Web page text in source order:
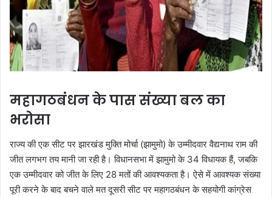
महागठबंधन के पास संख्या बल का
भरोसा
राज्य की एक सीट पर झारखंड मुक्ति मोर्चा (झामुमो) के उम्मीदवार वैद्यनाथ राम की
जीत लगभग तय मानी जा रही है। विधानसभा में झामुमो के 34 विधायक हैं, जबकि
एक उम्मीदवार को जीत के लिए 28 मतों की आवश्यकता है। ऐसे में आवश्यक संख्या
पूरी करने के बाद बचने वाले मत दूसरी सीट पर महागठबंधन के सहयोगी कांग्रेस